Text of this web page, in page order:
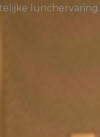
lunchervaring.